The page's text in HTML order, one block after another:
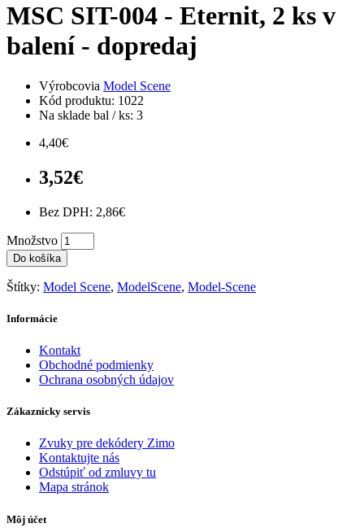
MSC SIT-004 - Eternit, 2 ks v
balení - dopredaj
Výrobcovia Model Scene
Kód produktu: 1022
Na sklade bal / ks: 3
4,40€
3,52€
Bez DPH: 2,86€
Množstvo
Do košíka
Štítky: Model Scene, ModelScene, Model-Scene
Informácie
Kontakt
Obchodné podmienky
Ochrana osobných údajov
Zákaznícky servis
Zvuky pre dekódery Zimo
Kontaktujte nás
Odstúpiť od zmluvy tu
Mapa stránok
Môj účet